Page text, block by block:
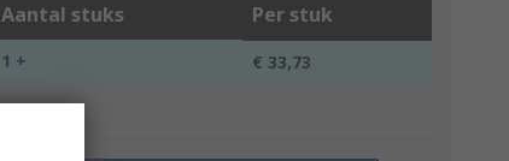
Aantal stuks Per stuk
1 + € 33,73